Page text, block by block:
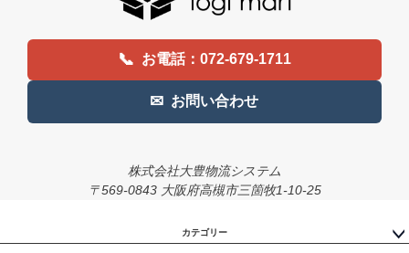
📞 お電話：072-679-1711
✉ お問い合わせ
株式会社大豊物流システム
〒569-0843 大阪府高槻市三箇牧1-10-25
カテゴリー